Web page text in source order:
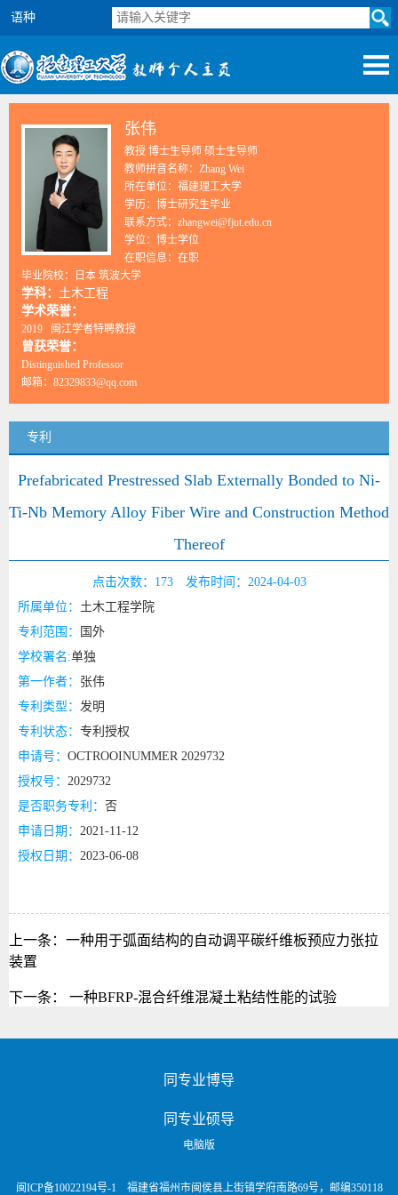
语种
张伟
教授 博士生导师 硕士生导师
教师拼音名称：Zhang Wei
所在单位：福建理工大学
学历：博士研究生毕业
联系方式：zhangwei@fjut.edu.cn
学位：博士学位
在职信息：在职
毕业院校：日本 筑波大学
学科： 土木工程
学术荣誉：
2019 闽江学者特聘教授
曾获荣誉：
Distinguished Professor
邮箱： 82329833@qq.com
专利
Prefabricated Prestressed Slab Externally Bonded to Ni-
Ti-Nb Memory Alloy Fiber Wire and Construction Method
Thereof
点击次数： 173
发布时间：2024-04-03
所属单位： 土木工程学院
专利范围：
国外
学校署名:单独
第一作者： 张伟
专利类型： 发明
专利状态： 专利授权
申请号： OCTROOINUMMER 2029732
授权号： 2029732
是否职务专利： 否
申请日期： 2021-11-12
授权日期： 2023-06-08
上一条： 一种用于弧面结构的自动调平碳纤维板预应力张拉
装置
下一条： 一种BFRP-混合纤维混凝土粘结性能的试验
同专业博导
同专业硕导
电脑版
闽ICP备10022194号-1 福建省福州市闽侯县上街镇学府南路69号，邮编350118